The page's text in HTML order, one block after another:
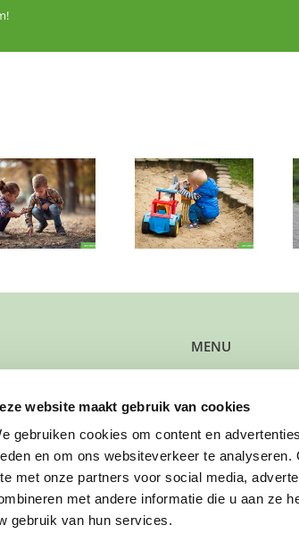
website maakt gebruik van cookies
gebruiken cookies om content en
en om ons websiteverkeer te
met onze partners voor social media,
met andere informatie die u aan ze
gebruik van hun services.
Wie heeft één
ochtend per
week een plekje
vrij voor deze
kleine
ontdekker?
Wie geeft dit
lieve meisje van
twee een fijne
plek om te
spelen?
MENU
Kun je steun
Wil je een gezin
Werk je bij de
Wil je solliciteren?
Wil je doneren?